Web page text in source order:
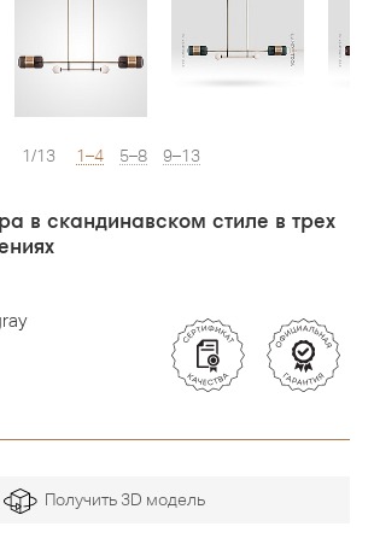
1/13 1–4 5–8 9–13
в скандинавском стиле в трех
Получить 3D модель